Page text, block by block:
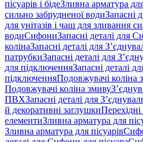
пісуарів і бідеЗливна арматура
сильно забрудненої водиЗапасні
для унітазів і чаш для зливання
водиСифониЗапасні деталі для
колінаЗапасні деталі для
патрубкиЗапасні деталі для
для підключенняЗапасні деталі
підключенняПодовжувачі коліна
Подовжувачі коліна змиву
ПВХЗапасні деталі для
й декоративні заглушкиПерехідні
елементиЗливна арматура для
Зливна арматура для пісуарів